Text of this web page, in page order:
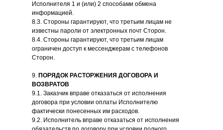
Исполнителя 1 и (или) 2 способами обмена
информацией.
8.3. Стороны гарантируют, что третьим лицам не
известны пароли от электронных почт Сторон.
8.4. Стороны гарантируют, что третьим лицам
ограничен доступ к мессенджерам с телефонов
Сторон.
9. ПОРЯДОК РАСТОРЖЕНИЯ ДОГОВОРА И
ВОЗВРАТОВ
9.1. Заказчик вправе отказаться от исполнения
договора при условии оплаты Исполнителю
фактически понесенных им расходов.
9.2. Исполнитель вправе отказаться от исполнения